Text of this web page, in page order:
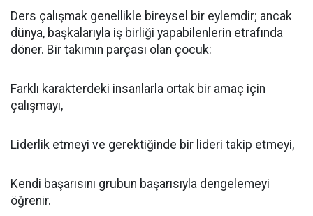
​Ders çalışmak genellikle bireysel bir eylemdir; ancak
dünya, başkalarıyla iş birliği yapabilenlerin etrafında
döner. Bir takımın parçası olan çocuk:
​Farklı karakterdeki insanlarla ortak bir amaç için
çalışmayı,
​Liderlik etmeyi ve gerektiğinde bir lideri takip etmeyi,
​Kendi başarısını grubun başarısıyla dengelemeyi
öğrenir.